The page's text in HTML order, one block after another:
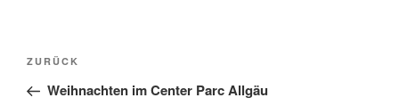
Beitragsnavigation
Vorheriger
Beitrag
ZURÜCK
Weihnachten im Center Parc Allgäu